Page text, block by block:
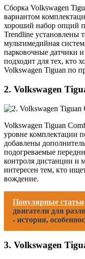
Сборка Volkswagen
вариантом
хороший набор опций
Trendline установлены
мультимедийная
парковочные датчики
подходит для тех, кто
Volkswagen Tiguan по
2. Volkswagen
Volkswagen Tiguan
уровне комплектации
добавлены
подогреваемые
контроля дистанции и
интересен тем, кто
вождение.
Популярные статьи
двигатели для
- история,
3. Volkswagen